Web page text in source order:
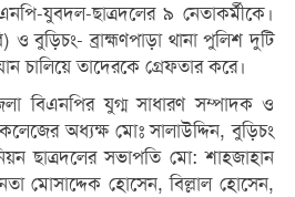
যুবদল-ছাত্রদলের ৯ নেতাকর্মীকে।
ও বুড়িচং- ব্রাহ্মণপাড়া থানা পুলিশ দুটি
চালিয়ে তাদেরকে গ্রেফতার করে।
বিএনপির যুগ্ম সাধারণ সম্পাদক ও
অধ্যক্ষ মোঃ সালাউদ্দিন, বুড়িচং
ছাত্রদলের সভাপতি মো: শাহজাহান
মোসাদ্দেক হোসেন, বিল্লাল হোসেন,